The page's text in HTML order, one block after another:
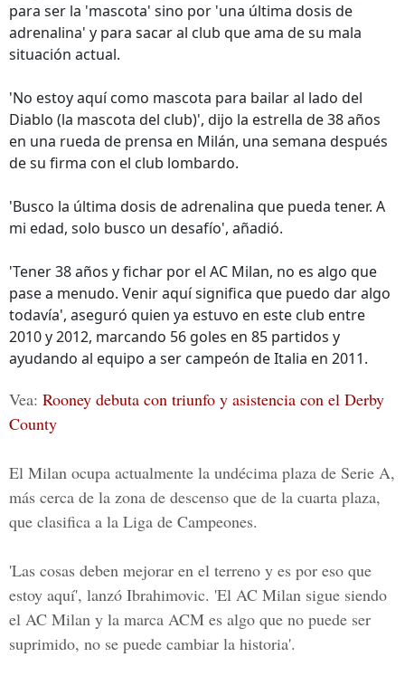
para ser la 'mascota' sino por 'una última dosis de
adrenalina' y para sacar al club que ama de su mala
situación actual.
'No estoy aquí como mascota para bailar al lado del
Diablo (la mascota del club)', dijo la estrella de 38 años
en una rueda de prensa en Milán, una semana después
de su firma con el club lombardo.
'Busco la última dosis de adrenalina que pueda tener. A
mi edad, solo busco un desafío', añadió.
'Tener 38 años y fichar por el AC Milan, no es algo que
pase a menudo. Venir aquí significa que puedo dar algo
todavía', aseguró quien ya estuvo en este club entre
2010 y 2012, marcando 56 goles en 85 partidos y
ayudando al equipo a ser campeón de Italia en 2011.
Vea: Rooney debuta con triunfo y asistencia con el Derby
County
El Milan ocupa actualmente la undécima plaza de Serie A,
más cerca de la zona de descenso que de la cuarta plaza,
que clasifica a la Liga de Campeones.
'Las cosas deben mejorar en el terreno y es por eso que
estoy aquí', lanzó Ibrahimovic. 'El AC Milan sigue siendo
el AC Milan y la marca ACM es algo que no puede ser
suprimido, no se puede cambiar la historia'.